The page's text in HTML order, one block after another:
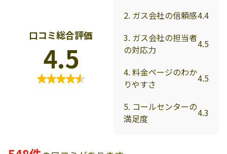
口コミ総合評価
4.5
2. ガス会社の信頼感4.4
3. ガス会社の担当者
の対応力
4.5
4. 料金ページのわか
りやすさ
4.5
5. コールセンターの
満足度
4.3